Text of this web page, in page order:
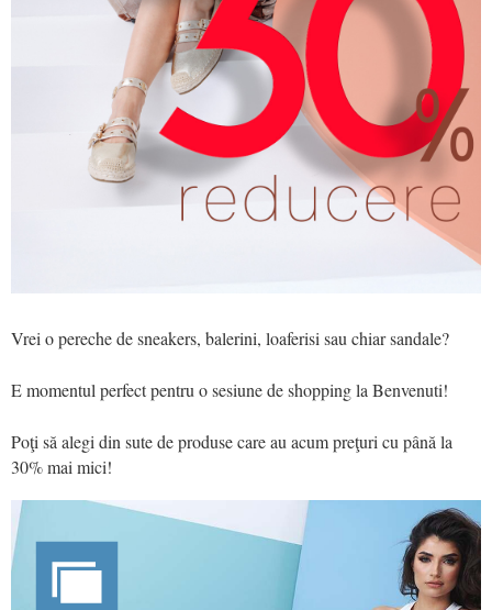
Vrei o pereche de sneakers, balerini, loaferisi sau chiar sandale?
E momentul perfect pentru o sesiune de shopping la Benvenuti!
Poţi să alegi din sute de produse care au acum preţuri cu până la
30% mai mici!